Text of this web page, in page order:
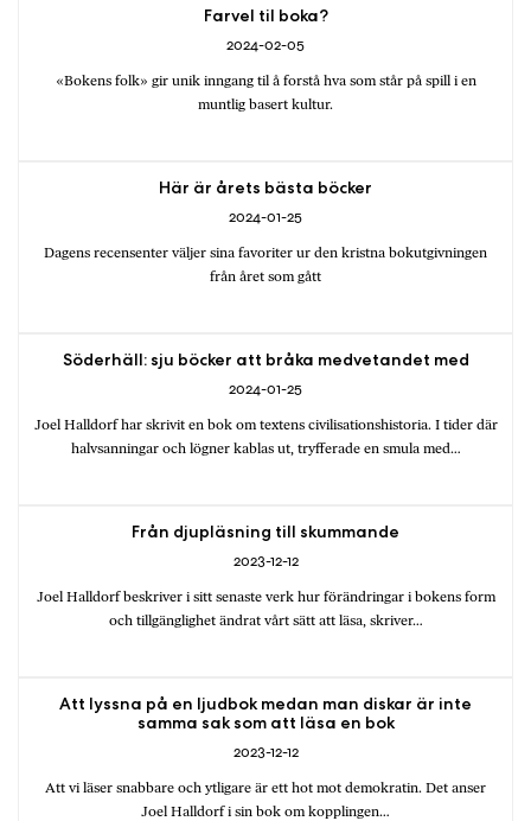
2024-02-05
Farvel til boka?
«Bokens folk» gir unik inngang til å forstå hva som står på spill i en
muntlig basert kultur.
2024-01-25
Här är årets bästa böcker
Dagens recensenter väljer sina favoriter ur den kristna bokutgivningen
från året som gått
2024-01-25
Söderhäll: sju böcker att bråka medvetandet med
Joel Halldorf har skrivit en bok om textens civilisationshistoria. I tider där
halvsanningar och lögner kablas ut, tryfferade en smula med…
2023-12-12
Från djupläsning till skummande
Joel Halldorf beskriver i sitt senaste verk hur förändringar i bokens form
och tillgänglighet ändrat vårt sätt att läsa, skriver…
2023-12-12
Att lyssna på en ljudbok medan man diskar är inte
samma sak som att läsa en bok
Att vi läser snabbare och ytligare är ett hot mot demokratin. Det anser
Joel Halldorf i sin bok om kopplingen…